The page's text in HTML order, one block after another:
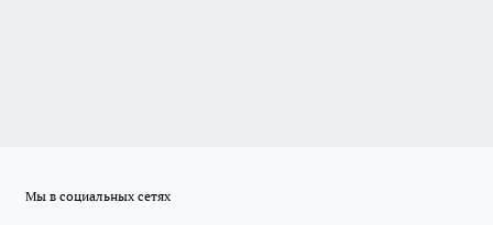
Мы в социальных сетях